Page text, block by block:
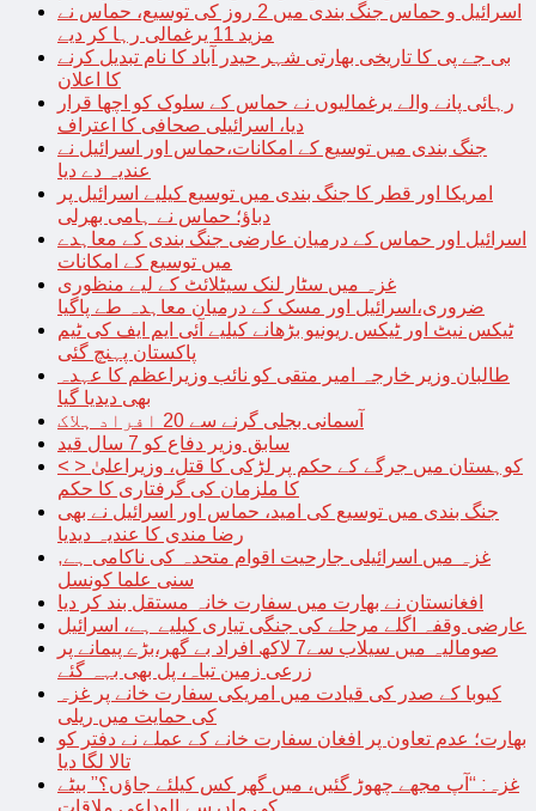
اسرائیل و حماس جنگ بندی میں 2 روز کی توسیع، حماس نے
مزید 11 یرغمالی رہا کر دیے
بی جے پی کا تاریخی بھارتی شہر حیدر آباد کا نام تبدیل کرنے
کا اعلان
رہائی پانے والے یرغمالیوں نے حماس کے سلوک کو اچھا قرار
دیا، اسرائیلی صحافی کا اعتراف
جنگ بندی میں توسیع کے امکانات،حماس اور اسرائیل نے
عندیہ دے دیا
امریکا اور قطر کا جنگ بندی میں توسیع کیلیے اسرائیل پر
دباؤ؛ حماس نے ہامی بھرلی
اسرائیل اور حماس کے درمیان عارضی جنگ بندی کے معاہدے
میں توسیع کے امکانات
غزہ میں سٹار لنک سیٹلائٹ کے لیے منظوری
ضروری،اسرائیل اور مسک کے درمیان معاہدہ طے پاگیا
ٹیکس نیٹ اور ٹیکس ریونیو بڑھانے کیلیے آئی ایم ایف کی ٹیم
پاکستان پہنچ گئی
طالبان وزیر خارجہ امیر متقی کو نائب وزیراعظم کا عہدہ
بھی دیدیا گیا
آسمانی بجلی گرنے سے 20 افراد ہلاک
سابق وزیر دفاع کو 7 سال قید
< > کوہستان میں جرگے کے حکم پر لڑکی کا قتل، وزیراعلیٰ
کا ملزمان کی گرفتاری کا حکم
جنگ بندی میں توسیع کی امید، حماس اور اسرائیل نے بھی
رضا مندی کا عندیہ دیدیا
غزہ میں اسرائیلی جارحیت اقوام متحدہ کی ناکامی ہے,
سنی علما کونسل
افغانستان نے بھارت میں سفارت خانہ مستقل بند کر دیا
عارضی وقفہ اگلے مرحلے کی جنگی تیاری کیلیے ہے، اسرائیل
صومالیہ میں سیلاب سے7 لاکھ افراد بے گھر،بڑے پیمانے پر
زرعی زمین تباہ، پل بھی بہہ گئے
کیوبا کے صدر کی قیادت میں امریکی سفارت خانے پر غزہ
کی حمایت میں ریلی
بھارت؛ عدم تعاون پر افغان سفارت خانے کے عملے نے دفتر کو
تالا لگا دیا
غزہ: “آپ مجھے چھوڑ گئیں، میں گھر کس کیلئے جاؤں؟” بیٹے
کی ماں سے الوداعی ملاقات